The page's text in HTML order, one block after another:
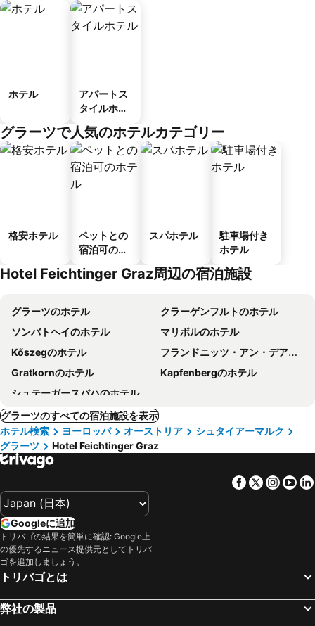
ホテル
アパートス
タイルホテ
グラーツで人気のホテルカテゴリー
格安ホテル
ペットとの
宿泊可のホ
スパホテル
駐車場付き
ホテル
Hotel Feichtinger Graz周辺の宿泊施設
グラーツのホテル
クラーゲンフルトのホテル
ソンバトヘイのホテル
マリボルのホテル
Kőszegのホテル
フランドニッツ・アン・デア・タイヒャルムのホテル
Gratkornのホテル
Kapfenbergのホテル
シュテーガースバハのホテル
グラーツのすべての宿泊施設を表示
ホテル検索
ヨーロッパ オーストリア
シュタイアーマルク
グラーツ
Hotel Feichtinger Graz
Facebook
Twitter
Googleに追加
トリバゴの結果を簡単に確認: Google上
の優先するニュース提供元としてトリバ
ゴを追加しましょう。
トリバゴとは
弊社の製品